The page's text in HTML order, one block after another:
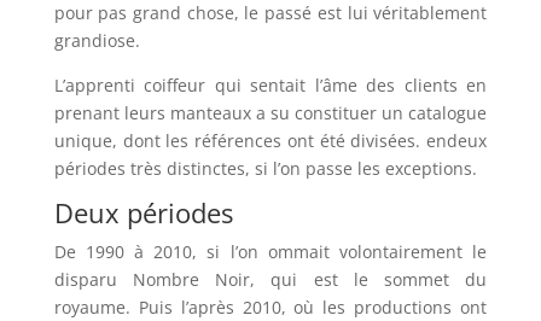
pour pas grand chose, le passé est lui véritablement
grandiose.
L’apprenti coiffeur qui sentait l’âme des clients en
prenant leurs manteaux a su constituer un catalogue
unique, dont les références ont été divisées. endeux
périodes très distinctes, si l’on passe les exceptions.
Deux périodes
De 1990 à 2010, si l’on ommait volontairement le
disparu Nombre Noir, qui est le sommet du
royaume. Puis l’après 2010, où les productions ont